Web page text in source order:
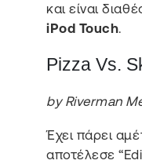
και είναι
iPod Touch.
Pizza Vs.
by Riverman
Έχει πάρει
αποτέλεσε